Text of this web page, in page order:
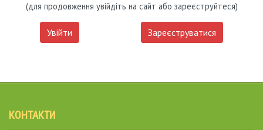
(для продовження увійдіть на сайт або зареєструйтеся)
Увійти Зареєструватися
КОНТАКТИ